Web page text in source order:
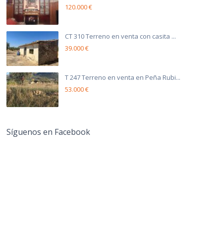
120.000 €
CT 310 Terreno en venta con casita ...
39.000 €
T 247 Terreno en venta en Peña Rubi...
53.000 €
Síguenos en Facebook